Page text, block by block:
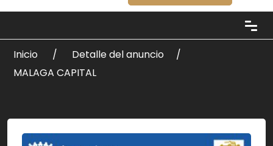
Inicio
Detalle del anuncio
MALAGA CAPITAL